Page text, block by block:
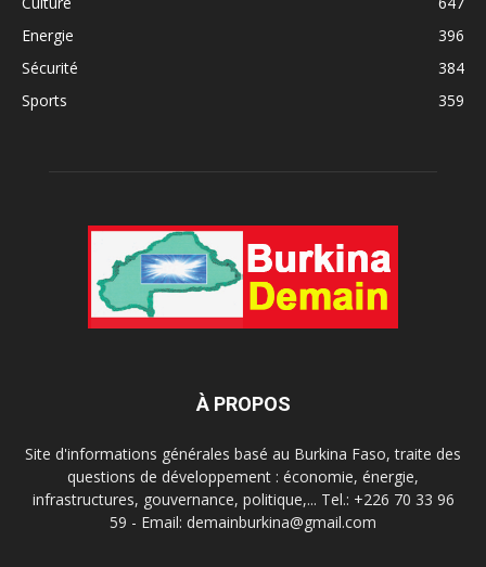
Energie
396
Sécurité
384
Sports
359
À PROPOS
Site d'informations générales basé au Burkina Faso, traite des
questions de développement : économie, énergie,
infrastructures, gouvernance, politique,... Tel.: +226 70 33 96
59 - Email: demainburkina@gmail.com